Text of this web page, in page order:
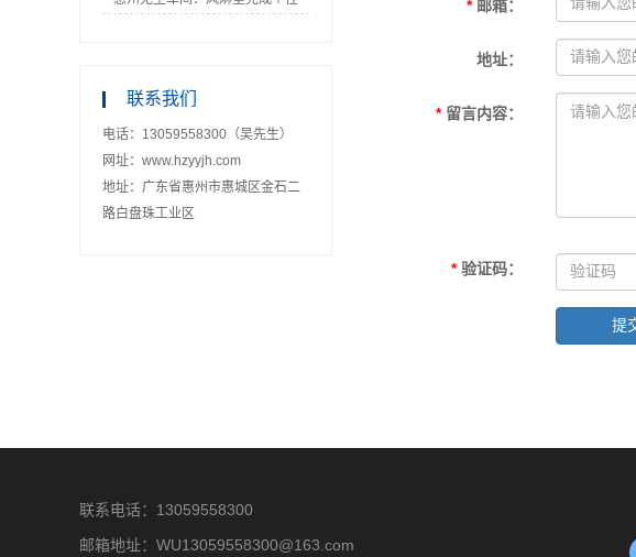
联系我们
电话：13059558300（吴先生）
网址：www.hzyyjh.com
地址：广东省惠州市惠城区金石二
路白盘珠工业区
* 邮箱：
地址：
* 留言内容：
* 验证码：
联系电话：13059558300
邮箱地址：WU13059558300@163.com